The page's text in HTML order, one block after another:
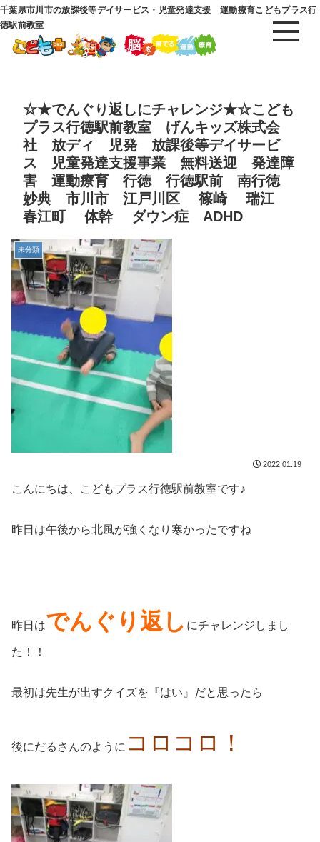
千葉県市川市の放課後等デイサービス・児童発達支援 運動療育こどもプラス行
徳駅前教室
☆★でんぐり返しにチャレンジ★☆こども
プラス行徳駅前教室 げんキッズ株式会
社 放ディ 児発 放課後等デイサービ
ス 児童発達支援事業 無料送迎 発達障
害 運動療育 行徳 行徳駅前 南行徳
妙典 市川市 江戸川区 篠崎 瑞江
春江町 体幹 ダウン症 ADHD
未分類
2022.01.19
こんにちは、こどもプラス行徳駅前教室です♪
昨日は午後から北風が強くなり寒かったですね
昨日はでんぐり返し にチャレンジしまし
た！！
最初は先生が出すクイズを『はい』だと思ったら
後にだるさんのように コロコロ！